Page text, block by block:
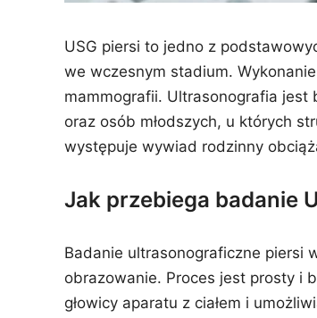
USG piersi to jedno z
we wczesnym stadium.
mammografii. Ultrasonografia jest
oraz osób młodszych, u których
występuje wywiad rodzinny
Jak przebiega badanie
Badanie ultrasonograficzne piersi
obrazowanie. Proces jest prosty i
głowicy aparatu z ciałem i